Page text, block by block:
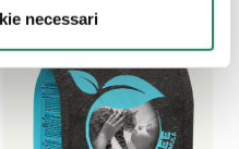
necessari